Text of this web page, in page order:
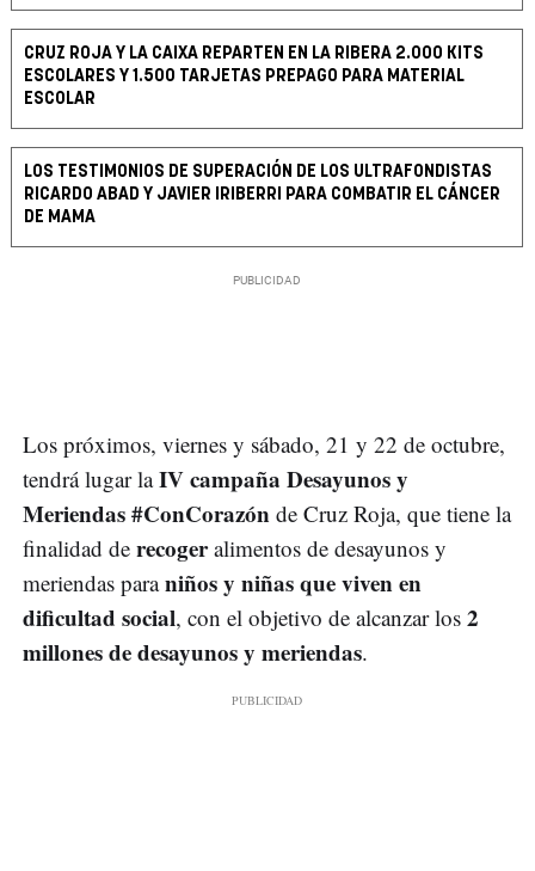
CRUZ ROJA Y LA CAIXA REPARTEN EN LA RIBERA 2.000 KITS
ESCOLARES Y 1.500 TARJETAS PREPAGO PARA MATERIAL
ESCOLAR
LOS TESTIMONIOS DE SUPERACIÓN DE LOS ULTRAFONDISTAS
RICARDO ABAD Y JAVIER IRIBERRI PARA COMBATIR EL CÁNCER
DE MAMA
Los próximos, viernes y sábado, 21 y 22 de octubre,
tendrá lugar laIV campaña Desayunos y
Meriendas #ConCorazón de Cruz Roja, que tiene la
finalidad de recogeralimentos de desayunos y
meriendas paraniños y niñas que viven en
dificultad social, con el objetivo de alcanzar los 2
millones de desayunos y meriendas.